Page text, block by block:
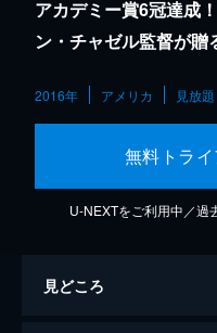
アカデミー賞6冠達成
ン・チャゼル監督が贈
2016年 アメリカ 見放題
無料トラ
U-NEXTをご利用中／過
見どころ